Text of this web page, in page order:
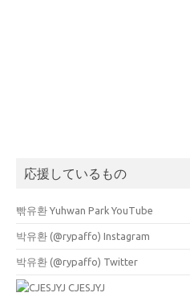
応援しているもの
빢유환 Yuhwan Park YouTube
박유환 (@rypaffo) Instagram
박유환 (@rypaffo) Twitter
CJESJYJ